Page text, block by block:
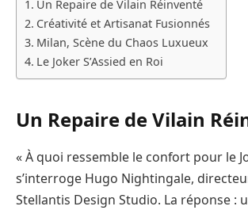
Un Repaire de Vilain Réinventé
Créativité et Artisanat Fusionnés
Milan, Scène du Chaos Luxueux
Le Joker S’Assied en Roi
Un Repaire de Vilain
« À quoi ressemble le confort pour le
s’interroge Hugo Nightingale,
Stellantis Design Studio. La réponse :